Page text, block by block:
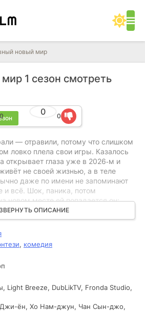
новый мир
1 сезон смотреть
0
0 0
— отравили, потому что слишком
ловко плела свои игры. Казалось
открывает глаза уже в 2026‑м и
не своей жизнью, а в теле
даже по имени не запоминают
всё. Шок, паника, потом
новом месте ей попадается он:
уверенный в своей
огромной корпорации. Они
и начинается совсем другая
ОПИСАНИЕ
, комедия
Light Breeze, DubLikTV, Fronda Studio,
ён, Хо Нам-джун, Чан Сын-джо,